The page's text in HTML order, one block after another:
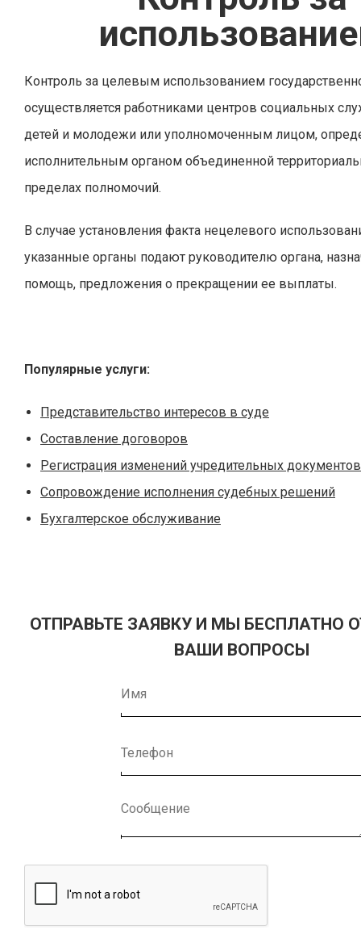
Контроль за целевым использованием
осуществляется работниками центров социальных
детей и молодежи или уполномоченным лицом,
исполнительным органом объединенной
пределах полномочий.
В случае установления факта нецелевого
указанные органы подают руководителю органа,
помощь, предложения о прекращении ее выплаты.
Популярные услуги:
Представительство интересов в суде
Составление договоров
Регистрация изменений учредительных документов
Сопровождение исполнения судебных решений
Бухгалтерское обслуживание
ОТПРАВЬТЕ ЗАЯВКУ И МЫ БЕСПЛАТНО
ВАШИ ВОПРОСЫ